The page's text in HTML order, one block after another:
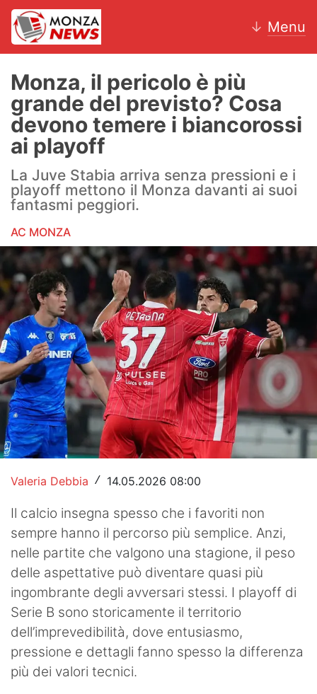
↓ Menu
News
AC Monza
Calcio
Motori
Volley
Hockey
Altri sport
Hockey
Pallanuoto
Pallamano
Altre
News
Eventi
Monza, il pericolo è più
grande del previsto? Cosa
devono temere i biancorossi
ai playoff
La Juve Stabia arriva senza pressioni e i
playoff mettono il Monza davanti ai suoi
fantasmi peggiori.
AC MONZA
Valeria Debbia / 14.05.2026 08:00
Il calcio insegna spesso che i favoriti non
sempre hanno il percorso più semplice. Anzi,
nelle partite che valgono una stagione, il peso
delle aspettative può diventare quasi più
ingombrante degli avversari stessi. I playoff di
Serie B sono storicamente il territorio
dell’imprevedibilità, dove entusiasmo,
pressione e dettagli fanno spesso la differenza
più dei valori tecnici.